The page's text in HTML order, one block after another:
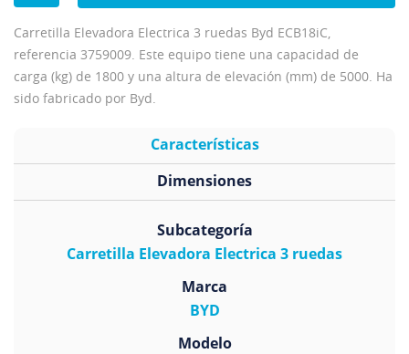
Carretilla Elevadora Electrica 3 ruedas Byd ECB18iC,
referencia 3759009. Este equipo tiene una capacidad de
carga (kg) de 1800 y una altura de elevación (mm) de 5000. Ha
sido fabricado por Byd.
Características
Subcategoría
Carretilla Elevadora Electrica 3 ruedas
Marca
BYD
Modelo
Dimensiones